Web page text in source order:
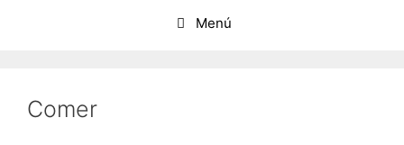
Menú
Comer